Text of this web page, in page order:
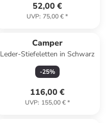
52,00 €
UVP: 75,00 €*
Camper
Leder-Stiefeletten in Schwarz
-25%
116,00 €
UVP: 155,00 €*